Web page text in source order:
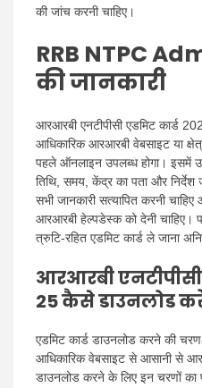
की जांच करनी चाहिए।
RRB NTPC
की जानकारी
आरआरबी एनटीपीसी एडमिट कार्ड
आधिकारिक आरआरबी वेबसाइट या
पहले ऑनलाइन उपलब्ध होगा। इसमें
तिथि, समय, केंद्र का पता और निर्देश
सभी जानकारी सत्यापित करनी
आरआरबी हेल्पडेस्क को देनी चाहिए।
त्रुटि-रहित एडमिट कार्ड ले जाना
आरआरबी
25 कैसे डाउनलोड
एडमिट कार्ड डाउनलोड करने की
आधिकारिक वेबसाइट से आसानी से
डाउनलोड करने के लिए इन चरणों का